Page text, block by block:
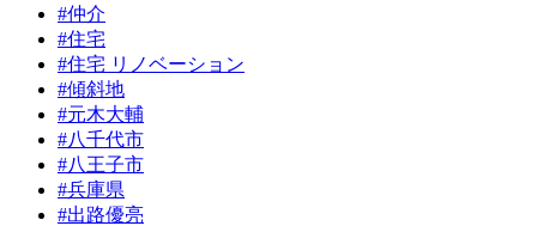
#仲介
#住宅
#住宅 リノベーション
#傾斜地
#元木大輔
#八千代市
#八王子市
#兵庫県
#出路優亮